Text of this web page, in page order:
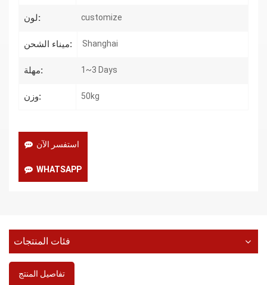
لون: customize
ميناء الشحن: Shanghai
مهلة: 1~3 Days
وزن: 50kg
استفسر الآن
WHATSAPP
فئات المنتجات
تفاصيل المنتج